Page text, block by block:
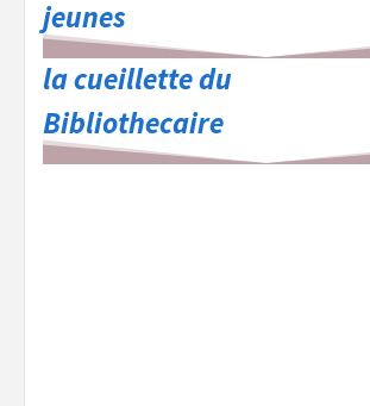
jeunes
la cueillette du
Bibliothecaire